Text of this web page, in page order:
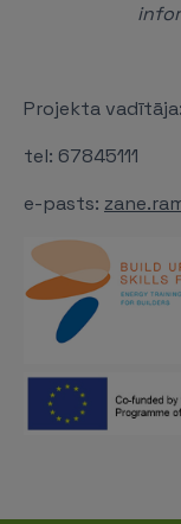
Projekta
tel: 67845111
e-pasts: